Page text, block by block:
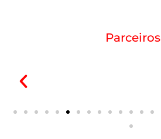
Parceiros